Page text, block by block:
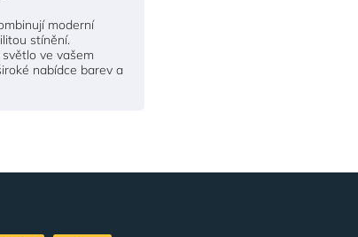
moderní
stínění.
ve vašem
nabídce barev a